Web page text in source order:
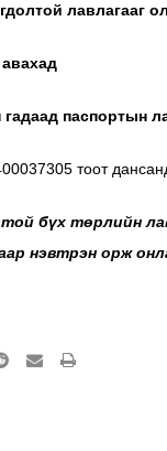
лавлагааг
паспортын
тоот
бүх төрлийн
нэвтрэн орж
Reddit SharePrint